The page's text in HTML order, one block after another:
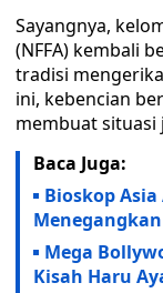
Sayangnya,
(NFFA) kembali
tradisi
ini, kebencian
membuat situasi
Baca Juga:
Bioskop
Mega
Kisah Haru